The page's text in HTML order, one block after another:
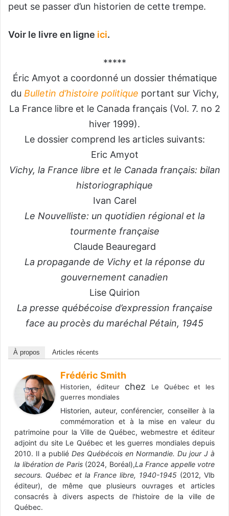
peut se passer d’un historien de cette trempe.
Voir le livre en ligne ici.
*****
Éric Amyot a coordonné un dossier thématique
du Bulletin d’histoire politique portant sur Vichy,
La France libre et le Canada français (Vol. 7. no 2
hiver 1999).
Le dossier comprend les articles suivants:
Eric Amyot
Vichy, la France libre et le Canada français: bilan
historiographique
Ivan Carel
Le Nouvelliste: un quotidien régional et la
tourmente française
Claude Beauregard
La propagande de Vichy et la réponse du
gouvernement canadien
Lise Quirion
La presse québécoise d’expression française
face au procès du maréchal Pétain, 1945
À propos Articles récents
Frédéric Smith
Historien, éditeurchez
Le Québec et les
guerres mondiales
Historien, auteur, conférencier, conseiller à la
commémoration et à la mise en valeur du
patrimoine pour la Ville de Québec, webmestre et éditeur
adjoint du site Le Québec et les guerres mondiales depuis
2010. Il a publié Des Québécois en Normandie. Du jour J à
la libération de Paris (2024, Boréal),La France appelle votre
secours. Québec et la France libre, 1940-1945 (2012, Vlb
éditeur), de même que plusieurs ouvrages et articles
consacrés à divers aspects de l'histoire de la ville de
Québec.